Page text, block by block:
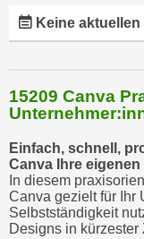
Keine
15209 Canva
Einfach, schnell,
Canva Ihre
In diesem
Canva gezielt für Ihr
Selbstständigkeit
Designs in kürzester